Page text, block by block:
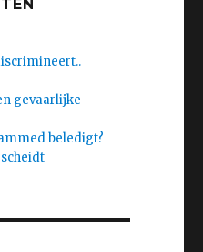
gevaarlijke
beledigt?